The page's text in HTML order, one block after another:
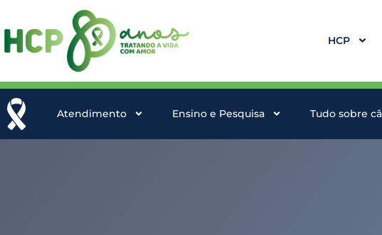
HCP
Atendimento Ensino e Pesquisa Tudo sobre